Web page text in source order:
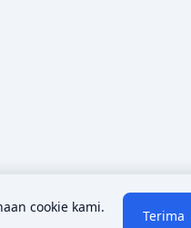
cookie kami.
Terima